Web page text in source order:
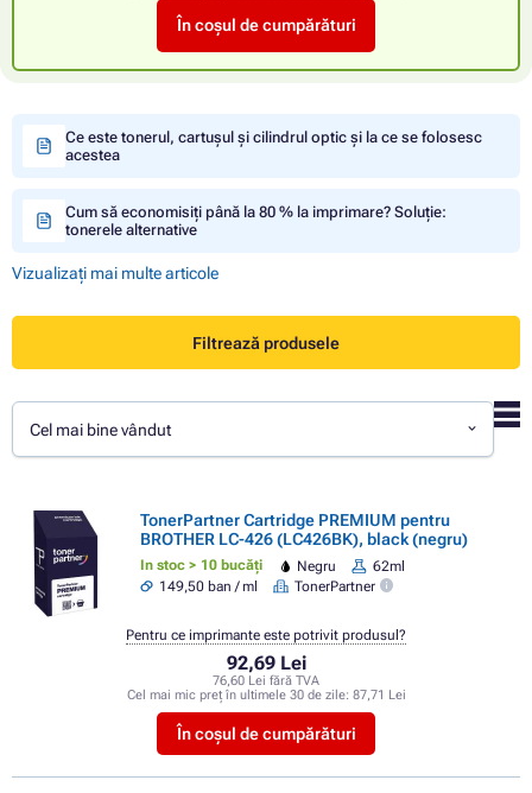
În coșul de cumpărături
Ce este tonerul, cartușul și cilindrul optic și la ce se folosesc
acestea
Cum să economisiți până la 80 % la imprimare? Soluție:
tonerele alternative
Vizualizați mai multe articole
Filtrează produsele
Cel mai bine vândut
TonerPartner Cartridge PREMIUM pentru
BROTHER LC-426 (LC426BK), black (negru)
In stoc > 10 bucăți Negru
62ml
149,50 ban / ml
TonerPartner
92,69 Lei
76,60 Lei fără TVA
Cel mai mic preț în ultimele 30 de zile: 87,71 Lei
În coșul de cumpărături
Pentru ce imprimante este potrivit produsul?